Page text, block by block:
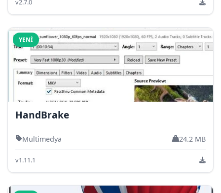
v2.7.0
YENI
HandBrake
Multimedya 24.2 MB
v1.11.1